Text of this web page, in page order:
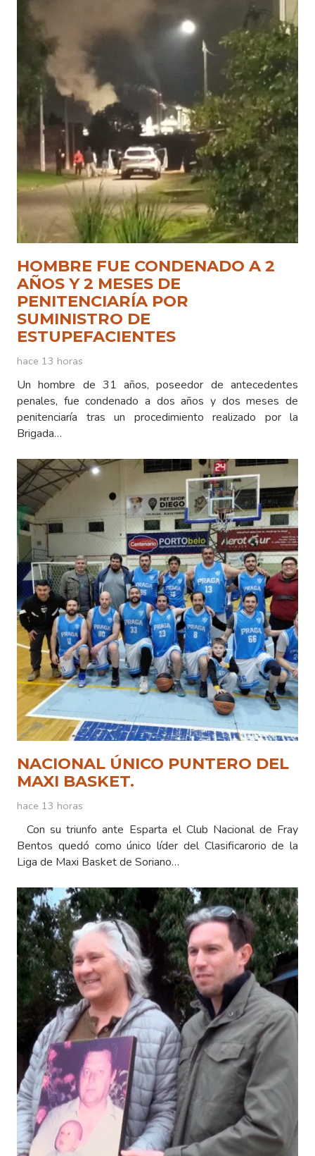
HOMBRE FUE CONDENADO A 2
AÑOS Y 2 MESES DE
PENITENCIARÍA POR
SUMINISTRO DE
ESTUPEFACIENTES
hace 13 horas
Un hombre de 31 años, poseedor de antecedentes
penales, fue condenado a dos años y dos meses de
penitenciaría tras un procedimiento realizado por la
Brigada…
NACIONAL ÚNICO PUNTERO DEL
MAXI BASKET.
hace 13 horas
Con su triunfo ante Esparta el Club Nacional de Fray
Bentos quedó como único líder del Clasificarorio de la
Liga de Maxi Basket de Soriano…